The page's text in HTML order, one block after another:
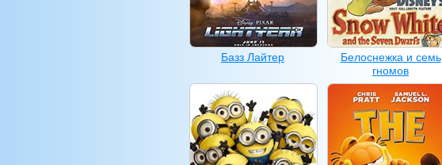
Базз Лайтер
Белоснежка и семь
гномов